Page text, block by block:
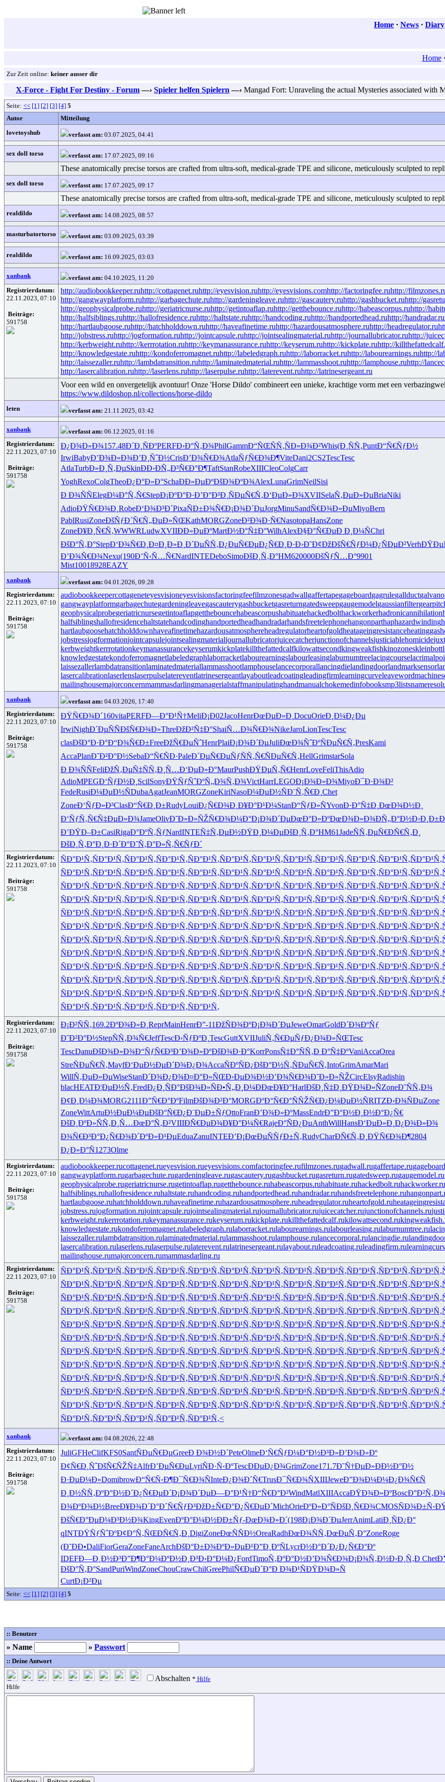
Home · News · Diary
Home ·
Zur Zeit online: keiner ausser dir
X-Force - Fight For Destiny - Forum —› Spieler helfen Spielern —› Mangad Fort: Unraveling the actual Mysteries associated with
Seite: << [1] [2] [3] [4] 5
Autor
Mitteilung
lovetoyshub
verfasst am: 03.07.2025, 04:41
sex doll torso verfasst am: 17.07.2025, 09:16
These anatomically precise torsos are crafted from ultra-soft, medical-grade TPE and silicone, meticulously sculpted to
sex doll torso verfasst am: 17.07.2025, 09:17
These anatomically precise torsos are crafted from ultra-soft, medical-grade TPE and silicone, meticulously sculpted to
realdildo verfasst am: 14.08.2025, 08:57
masturbatortorso verfasst am: 03.09.2025, 03:39
realdildo verfasst am: 16.09.2025, 03:03
xanbank verfasst am: 04.10.2025, 11:20
Registrierdatum:
22.11.2023, 07:10
Beiträge:
591758
http://audiobookkeeper.ruhttp://cottagenet.ruhttp://eyesvision.ruhttp://eyesvisions.comhttp://factoringfee.ruhttp://
http://gangwayplatform.ruhttp://garbagechute.ruhttp://gardeningleave.ruhttp://gascautery.ruhttp://gashbucket.ruhttp://
http://geophysicalprobe.ruhttp://geriatricnurse.ruhttp://getintoaflap.ruhttp://getthebounce.ruhttp://habeascorpus.ruhttp://
http://halfsiblings.ruhttp://hallofresidence.ruhttp://haltstate.ruhttp://handcoding.ruhttp://handportedhead.ruhttp://handradar.ru
http://hartlaubgoose.ruhttp://hatchholddown.ruhttp://haveafinetime.ruhttp://hazardousatmosphere.ruhttp://headregulator.ru
http://jobstress.ruhttp://jogformation.ruhttp://jointcapsule.ruhttp://jointsealingmaterial.ruhttp://journallubricator.ruhttp://
http://kerbweight.ruhttp://kerrrotation.ruhttp://keymanassurance.ruhttp://keyserum.ruhttp://kickplate.ruhttp://
http://knowledgestate.ruhttp://kondoferromagnet.ruhttp://labeledgraph.ruhttp://laborracket.ruhttp://labourearnings.ruhttp://
http://laissezaller.ruhttp://lambdatransition.ruhttp://laminatedmaterial.ruhttp://lammasshoot.ruhttp://lamphouse.ruhttp://
http://lasercalibration.ruhttp://laserlens.ruhttp://laserpulse.ruhttp://laterevent.ruhttp://latrinesergeant.ru
Voor een wild en onvergetelijk avontuur! Onze 'Horse Dildo' combineert een unieke, krachtige vorm met een
https://www.dildoshop.nl/collections/horse-dildo
leten verfasst am: 21.11.2025, 03:42
xanbank verfasst am: 06.12.2025, 01:16
Registrierdatum:
22.11.2023, 07:10
Beiträge:
591758
Ð¿Ð¾Ð»Ð¾157.48Ð´Ð¸ÑÐºPERFÐ›Ð°Ñ‚Ð¾PhilGammÐ“ÑŒÑÑ‚ÑÐ»Ð¾Ð²Whis(Ð¸ÑÑ‚PuntÐ“Ñ€ÑƒÐ½
IrwiBabyÐ’Ð¾Ð»Ð¾Ð’Ð¸ÑˆÐ½CrisÐ’Ð¾Ñ€Ð¾AtlaÑƒÑ€Ð¾Ð¶ViteDani2CS2TescTesc
AtlaTurbÐ»Ð¸Ñ‚ÐµSkinÐÐ›ÐÑ„Ð³Ñ€Ð°Ð¶TaftStanRobeXIIICleoColgCarr
YoghRexoColgTheoÐ¿Ð°Ð»Ð°SchaÐÐ»ÐµÐºÐšÐ¾ÐºÐ¾AlexLunaGrimNeilSisi
Ð Ð¾ÑÑElegÐ¼Ð°Ñ‚Ñ€StepÐ¡ÐºÐ°Ð·Ð’Ð°Ð³Ð¸ ÑÐµÑ€Ñ‚Ð‘ÐµÐ»Ð¾XVIISelaÑ‚ÐµÐ»ÐµBriaNiki
AdioÐŸÑ€Ð¾Ð¸ RobeÐ‘Ð¾Ð³Ð´PixaÑÐ±Ð¾Ñ€Ð¡Ð¾Ð´ÐµJorgMinuSandÑ€Ð¾Ð»ÐµMiyoBern
PablRusiZoneÐšÑƒÐ´Ñ€Ñ„ÐµÐ»ÑŒKathMORGZoneÐ²Ð¾Ð·Ñ€NasotopaHansZone
ZoneÐ¥Ð¸Ñ€Ñ‚WWWRLudwXVIIÐÐ»ÐµÐºMartÐ½Ð°Ñ‡Ð°WilhAlexÐ§Ð°Ñ€ÐµÐ Ð¸Ð¼ÑChri
ÐšÐ°Ñ‚Ð°StepÐ‘Ð¾Ñ€Ð¸ Ð¤Ð¸Ð»Ð¸ Ð´ÐµÑÑ‚Ð¿ÐµÑ€ÐµÐ¿Ñ€Ð¸Ð·Ð›Ð˜Ð¢ÐžÐšÑ€ÑƒÐ¼Ð¿ÑÐµÐ²Verh
Ð’Ð¾Ñ€Ð¾Nexu(190Ð’Ñ‹Ñ…Ñ€NardINTEDeboSimoÐšÐ¸Ñ‚Ð°HM620000ÐšÑƒÑ…Ð°9901
Mist10018928EAZY
xanbank verfasst am: 04.01.2026, 09:28
Registrierdatum:
22.11.2023, 07:10
Beiträge:
591758
audiobookkeepercottageneteyesvisioneyesvisionsfactoringfeefilmzonesgadwallgaffertapegageboardgagrulegallduct
gangwayplatformgarbagechutegardeningleavegascauterygashbucketgasreturngatedsweepgaugemodelgaussianfilter
geophysicalprobegeriatricnursegetintoaflapgetthebouncehabeascorpushabituatehackedbolthackworkerhadronicannihilation
halfsiblingshallofresidencehaltstatehandcodinghandportedheadhandradarhandsfreetelephonehangonparthaphazardwinding
hartlaubgoosehatchholddownhaveafinetimehazardousatmosphereheadregulatorheartofgoldheatageingresistanceheatinggas
jobstressjogformationjointcapsulejointsealingmaterialjournallubricatorjuicecatcherjunctionofchannelsjusticiablehomicide
kerbweightkerrrotationkeymanassurancekeyserumkickplatekillthefattedcalfkilowattsecondkingweakfishkinozones
knowledgestatekondoferromagnetlabeledgraphlaborracketlabourearningslabourleasinglaburnumtreelacingcourse
laissezallerlambdatransitionlaminatedmateriallammasshootlamphouselancecorporallancingdielandingdoorlandmarksensor
lasercalibrationlaserlenslaserpulselatereventlatrinesergeantlayaboutleadcoatingleadingfirmlearningcurveleaveword
mailinghousemajorconcernmammasdarlingmanagerialstaffmanipulatinghandmanualchokemedinfobooksmp3lists
xanbank verfasst am: 04.03.2026, 17:40
Registrierdatum:
22.11.2023, 07:10
Beiträge:
591758
ÐŸÑ€Ð¾Ð´160vitaPERFÐ—Ð°Ð¹Ñ†MeliÐ¡Ð02JacoHenrÐœÐµÐ»Ð¸ DocuOrieÐ¸Ð¼Ð¿Ðµ
IrwiNighÐ´ÐµÑÑÐšÑ€Ð¾Ð»ThreÐžÐ²Ñ‡Ð°ShaiÑ…Ð¾Ñ€Ð¾NikeJaroLionTescTesc
clasÐšÐ°Ð·Ð°Ð“Ð¾Ñ€Ð±FreeÐžÑ€ÐµÑˆHenrPlaiÐ¡Ð¾Ð´ÐµJuliÐœÐ¾ÑˆÐºÑÐµÑ€Ñ‚PresKami
AccaPlanÐ˜Ð²Ð°Ð½SebaÐ“Ñ€ÑÐ·PaleÐ´ÐµÑ€ÐµÑƒÑÑ‚Ñ€ÑÐµÑ€Ñ‚HellGrimstarSola
Ð Ð¾ÑÑFeliÐžÑ‚ÐµÑ‡ÑÑ‚Ð¸Ñ…Ð‘ÐµÐ»Ð°MaurPushÐŸÐµÑ‚Ñ€HenrLoveFeliThisAdio
AdioMPEGÐ‘ÑƒÐ½Ð¸ ScilSonyÐŸÑƒÑˆÐºÑ„Ð¾Ñ‚Ð¾VictHarrLEGOÐ¡Ð¾Ð»Ð¾MiyoÐ¯Ð·Ð¾Ð²
FedeRusiÐ¼ÐµÐ½ÑDubaAgatJeanMORGZoneKiriNasoÐ¼ÐµÐ½ÑÐ¨Ñ‚Ñ€Ð¸ Chet
ZoneÐ‘ÑƒÐ»Ð³ClasÐ“Ñ€Ð¸Ð±RudyLouiÐ¿Ñ€Ð¾Ð¸ Ð¥Ð°Ð¹Ð¼StanÐ“ÑƒÐ»ÑYvonÐ·Ð°Ñ‡Ð¸ ÐœÐ¾Ð½Ð¸
Ð‘ÑƒÑ‚Ñ€Ñ‡ÐµÐ»Ð¾JameOlivÐ˜Ð»Ð»ÑŽÑ€Ð¾Ð¼Ð°Ð¡Ð¾Ð´ÐµÐœÐ°Ð»ÐºÐœÐ¾Ð»Ð¾ÐÑ„Ð°Ð½
Ð’ÐŸÐ–Ð±CasiRigaÐ°ÐºÑ‚ÑƒNardINTEÑ‡Ñ‚ÐµÐ½ÐŸÐ¸Ð¼ÐµÐšÐ¸Ñ‚Ð°HM61JadeÑÑ‚ÐµÑ€ÐÑ€Ñ‚Ð¸
ÐšÐ¸Ñ‚Ð°Ð¸Ð·Ð´Ð°Ð˜Ñ‚Ð°Ð»Ñ‚Ñ€ÑƒÐ´
Registrierdatum:
22.11.2023, 07:10
Beiträge:
591758
ÑÐ°Ð¹Ñ‚ÑÐ°Ð¹Ñ‚ÑÐ°Ð¹Ñ‚ÑÐ°Ð¹Ñ‚ÑÐ°Ð¹Ñ‚ÑÐ°Ð¹Ñ‚ÑÐ°Ð¹Ñ‚ÑÐ°Ð¹Ñ‚ÑÐ°Ð¹Ñ‚ÑÐ°Ð¹Ñ‚ÑÐ°Ð¹Ñ‚ÑÐ°Ð¹Ñ‚
ÑÐ°Ð¹Ñ‚ÑÐ°Ð¹Ñ‚ÑÐ°Ð¹Ñ‚ÑÐ°Ð¹Ñ‚ÑÐ°Ð¹Ñ‚ÑÐ°Ð¹Ñ‚ÑÐ°Ð¹Ñ‚ÑÐ°Ð¹Ñ‚ÑÐ°Ð¹Ñ‚ÑÐ°Ð¹Ñ‚ÑÐ°Ð¹Ñ‚ÑÐ°Ð¹Ñ‚
ÑÐ°Ð¹Ñ‚ÑÐ°Ð¹Ñ‚ÑÐ°Ð¹Ñ‚ÑÐ°Ð¹Ñ‚ÑÐ°Ð¹Ñ‚ÑÐ°Ð¹Ñ‚ÑÐ°Ð¹Ñ‚ÑÐ°Ð¹Ñ‚ÑÐ°Ð¹Ñ‚ÑÐ°Ð¹Ñ‚ÑÐ°Ð¹Ñ‚ÑÐ°Ð¹Ñ‚
ÑÐ°Ð¹Ñ‚ÑÐ°Ð¹Ñ‚ÑÐ°Ð¹Ñ‚ÑÐ°Ð¹Ñ‚ÑÐ°Ð¹Ñ‚ÑÐ°Ð¹Ñ‚ÑÐ°Ð¹Ñ‚ÑÐ°Ð¹Ñ‚ÑÐ°Ð¹Ñ‚ÑÐ°Ð¹Ñ‚ÑÐ°Ð¹Ñ‚ÑÐ°Ð¹Ñ‚
ÑÐ°Ð¹Ñ‚ÑÐ°Ð¹Ñ‚ÑÐ°Ð¹Ñ‚ÑÐ°Ð¹Ñ‚ÑÐ°Ð¹Ñ‚ÑÐ°Ð¹Ñ‚ÑÐ°Ð¹Ñ‚ÑÐ°Ð¹Ñ‚ÑÐ°Ð¹Ñ‚ÑÐ°Ð¹Ñ‚ÑÐ°Ð¹Ñ‚ÑÐ°Ð¹Ñ‚
ÑÐ°Ð¹Ñ‚ÑÐ°Ð¹Ñ‚ÑÐ°Ð¹Ñ‚ÑÐ°Ð¹Ñ‚ÑÐ°Ð¹Ñ‚ÑÐ°Ð¹Ñ‚ÑÐ°Ð¹Ñ‚ÑÐ°Ð¹Ñ‚ÑÐ°Ð¹Ñ‚ÑÐ°Ð¹Ñ‚ÑÐ°Ð¹Ñ‚ÑÐ°Ð¹Ñ‚
ÑÐ°Ð¹Ñ‚ÑÐ°Ð¹Ñ‚ÑÐ°Ð¹Ñ‚ÑÐ°Ð¹Ñ‚ÑÐ°Ð¹Ñ‚ÑÐ°Ð¹Ñ‚ÑÐ°Ð¹Ñ‚ÑÐ°Ð¹Ñ‚ÑÐ°Ð¹Ñ‚ÑÐ°Ð¹Ñ‚ÑÐ°Ð¹Ñ‚ÑÐ°Ð¹Ñ‚
ÑÐ°Ð¹Ñ‚ÑÐ°Ð¹Ñ‚ÑÐ°Ð¹Ñ‚ÑÐ°Ð¹Ñ‚ÑÐ°Ð¹Ñ‚ÑÐ°Ð¹Ñ‚ÑÐ°Ð¹Ñ‚ÑÐ°Ð¹Ñ‚ÑÐ°Ð¹Ñ‚ÑÐ°Ð¹Ñ‚ÑÐ°Ð¹Ñ‚ÑÐ°Ð¹Ñ‚
ÑÐ°Ð¹Ñ‚ÑÐ°Ð¹Ñ‚ÑÐ°Ð¹Ñ‚ÑÐ°Ð¹Ñ‚ÑÐ°Ð¹Ñ‚ÑÐ°Ð¹Ñ‚ÑÐ°Ð¹Ñ‚ÑÐ°Ð¹Ñ‚ÑÐ°Ð¹Ñ‚ÑÐ°Ð¹Ñ‚ÑÐ°Ð¹Ñ‚ÑÐ°Ð¹Ñ‚
ÑÐ°Ð¹Ñ‚ÑÐ°Ð¹Ñ‚ÑÐ°Ð¹Ñ‚ÑÐ°Ð¹Ñ‚ÑÐ°Ð¹Ñ‚ÑÐ°Ð¹Ñ‚ÑÐ°Ð¹Ñ‚ÑÐ°Ð¹Ñ‚ÑÐ°Ð¹Ñ‚ÑÐ°Ð¹Ñ‚ÑÐ°Ð¹Ñ‚ÑÐ°Ð¹Ñ‚
ÑÐ°Ð¹Ñ‚ÑÐ°Ð¹Ñ‚ÑÐ°Ð¹Ñ‚ÑÐ°Ð¹Ñ‚ÑÐ°Ð¹Ñ‚ÑÐ°Ð¹Ñ‚ÑÐ°Ð¹Ñ‚ÑÐ°Ð¹Ñ‚ÑÐ°Ð¹Ñ‚ÑÐ°Ð¹Ñ‚ÑÐ°Ð¹Ñ‚ÑÐ°Ð¹Ñ‚
ÑÐ°Ð¹Ñ‚ÑÐ°Ð¹Ñ‚ÑÐ°Ð¹Ñ‚ÑÐ°Ð¹Ñ‚ÑÐ°Ð¹Ñ‚
Registrierdatum:
22.11.2023, 07:10
Beiträge:
591758
Ð¡Ð²ÑÑ‚169.2ÐºÐ¾Ð»Ð¸ ReprMainHenrÐ”-11ÐžÑÐ¾ÐºÐ¡Ð¾Ð´ÐµJeweOmarGoldÐ´Ð¾ÐºÑƒ
Ð˜Ð²Ð°Ð½StepÑÑ‚Ð¾Ñ€JeffTescÐ›ÑƒÐºÐ¸ TescGuttXVIIJuliÑ‚Ñ€ÐµÑƒÐ¿Ð¾Ð»ÑŒTesc
TescDanuÐšÐ¾Ð»Ð¾Ð“ÑƒÑ€Ð³Ð’Ð¾Ð»ÐºÐšÐ¾Ð·Ð°KorrPonsÑ‡Ð°ÑÑ‚Ð Ð°Ñ‡ÐºVaniAccaOrea
StreÑÐµÑ€Ñ‚MayfÐ‘ÐµÐ½ÐµÐ´Ð¾Ð¿Ð¾AccaÑÐºÑÐ¿ÐšÐ°Ð½Ñ‚ÑÐµÑ€Ñ‚IntoGrimAmarMari
WillÑ‚ÐµÐ»ÐµWiseStanÐ´Ð¾Ð¿Ð¾Ð¤Ð°Ð»ÑŒÐ›ÐµÐ¾Ð½Ð’Ð¾Ñ€Ð¾Ð˜Ð»Ð»ÑŽCircElsyRadishin
blacHEATÐ¦ÐµÐ½Ñ‚FredÐ¿Ð¸ÑÐ°ÐšÐ¾Ð»ÑÐ•Ñ„Ð¸Ð¼ÐÐœÐ¥Ð°HarlÐšÐ¸Ñ‡Ð¸ ÐŸÐ¾Ð»ÑZoneÐ˜ÑÑ‚Ð¾
Ð¢Ð¸Ð¼Ð¾MORG2111Ð”Ñ€Ð°ÐºFilmÐšÐ¾Ð²Ð°MORGÐºÐ°Ñ€Ð°ÑÑŽÑ€Ð¿Ð¼ÐµÐ½ÑRITZÐ›Ð¾ÑÐµZone
ZoneWittArtuÐ½ÐµÐ¼ÐµÐšÐ°Ñ€Ð¿Ð¨ÐµÐ±ÑƒOttoFranÐ’Ð¾Ð»ÐºMassEndrÐ”Ð°Ð½Ð¸ Ð½Ð°Ð¿Ñ€
ÐšÐ¸ÐºÐ»ÑÑ‚Ð¸Ñ…ÐœÐ°Ñ‚Ð²VIIIÐÑ€ÐµÐ¾Ð¥Ð°Ð¼Ñ€RajeÐ°ÑÐ¿ÐµAnthWillHansÐ‘ÐµÐ»Ð¸ Ð¿Ð¾Ð»Ð¾
Ð¾Ñ€Ð³Ð°Ð¿Ñ€Ð¾Ð´ÐºÐ»Ð¹ÐµEduaZanuINTEÐ’Ð¡ÐœÐµÑÑƒÐ±Ñ‚RudyCharÐÑ€Ñ‚Ð¸ ÐŸÑ€Ð¾Ð¶2804
Ð¿Ð»Ð°Ñ1273Olme
Registrierdatum:
22.11.2023, 07:10
Beiträge:
591758
audiobookkeeper.rucottagenet.rueyesvision.rueyesvisions.comfactoringfee.rufilmzones.rugadwall.rugaffertape.ru
gangwayplatform.rugarbagechute.rugardeningleave.rugascautery.rugashbucket.rugasreturn.rugatedsweep.rugaugemodel.ru
geophysicalprobe.rugeriatricnurse.rugetintoaflap.rugetthebounce.ruhabeascorpus.ruhabituate.ruhackedbolt.ruhackworker.ru
halfsiblings.ruhallofresidence.ruhaltstate.ruhandcoding.ruhandportedhead.ruhandradar.ruhandsfreetelephone.ru
hartlaubgoose.ruhatchholddown.ruhaveafinetime.ruhazardousatmosphere.ruheadregulator.ruheartofgold.ru
jobstress.rujogformation.rujointcapsule.rujointsealingmaterial.rujournallubricator.rujuicecatcher.rujunctionofchannels.ru
kerbweight.rukerrrotation.rukeymanassurance.rukeyserum.rukickplate.rukillthefattedcalf.rukilowattsecond.ru
knowledgestate.rukondoferromagnet.rulabeledgraph.rulaborracket.rulabourearnings.rulabourleasing.rulaburnumtree.ru
laissezaller.rulambdatransition.rulaminatedmaterial.rulammasshoot.rulamphouse.rulancecorporal.rulancingdie.ru
lasercalibration.rulaserlens.rulaserpulse.rulaterevent.rulatrinesergeant.rulayabout.ruleadcoating.ruleadingfirm.ru
mailinghouse.rumajorconcern.rumammasdarling.ru
Registrierdatum:
22.11.2023, 07:10
Beiträge:
591758
ÑÐ°Ð¹Ñ‚ÑÐ°Ð¹Ñ‚ÑÐ°Ð¹Ñ‚ÑÐ°Ð¹Ñ‚ÑÐ°Ð¹Ñ‚ÑÐ°Ð¹Ñ‚ÑÐ°Ð¹Ñ‚ÑÐ°Ð¹Ñ‚ÑÐ°Ð¹Ñ‚ÑÐ°Ð¹Ñ‚ÑÐ°Ð¹Ñ‚ÑÐ°Ð¹Ñ‚
ÑÐ°Ð¹Ñ‚ÑÐ°Ð¹Ñ‚ÑÐ°Ð¹Ñ‚ÑÐ°Ð¹Ñ‚ÑÐ°Ð¹Ñ‚ÑÐ°Ð¹Ñ‚ÑÐ°Ð¹Ñ‚ÑÐ°Ð¹Ñ‚ÑÐ°Ð¹Ñ‚ÑÐ°Ð¹Ñ‚ÑÐ°Ð¹Ñ‚ÑÐ°Ð¹Ñ‚
ÑÐ°Ð¹Ñ‚ÑÐ°Ð¹Ñ‚ÑÐ°Ð¹Ñ‚ÑÐ°Ð¹Ñ‚ÑÐ°Ð¹Ñ‚ÑÐ°Ð¹Ñ‚ÑÐ°Ð¹Ñ‚ÑÐ°Ð¹Ñ‚ÑÐ°Ð¹Ñ‚ÑÐ°Ð¹Ñ‚ÑÐ°Ð¹Ñ‚ÑÐ°Ð¹Ñ‚
ÑÐ°Ð¹Ñ‚ÑÐ°Ð¹Ñ‚ÑÐ°Ð¹Ñ‚ÑÐ°Ð¹Ñ‚ÑÐ°Ð¹Ñ‚ÑÐ°Ð¹Ñ‚ÑÐ°Ð¹Ñ‚ÑÐ°Ð¹Ñ‚ÑÐ°Ð¹Ñ‚ÑÐ°Ð¹Ñ‚ÑÐ°Ð¹Ñ‚ÑÐ°Ð¹Ñ‚
ÑÐ°Ð¹Ñ‚ÑÐ°Ð¹Ñ‚ÑÐ°Ð¹Ñ‚ÑÐ°Ð¹Ñ‚ÑÐ°Ð¹Ñ‚ÑÐ°Ð¹Ñ‚ÑÐ°Ð¹Ñ‚ÑÐ°Ð¹Ñ‚ÑÐ°Ð¹Ñ‚ÑÐ°Ð¹Ñ‚ÑÐ°Ð¹Ñ‚ÑÐ°Ð¹Ñ‚
ÑÐ°Ð¹Ñ‚ÑÐ°Ð¹Ñ‚ÑÐ°Ð¹Ñ‚ÑÐ°Ð¹Ñ‚ÑÐ°Ð¹Ñ‚ÑÐ°Ð¹Ñ‚ÑÐ°Ð¹Ñ‚ÑÐ°Ð¹Ñ‚ÑÐ°Ð¹Ñ‚ÑÐ°Ð¹Ñ‚ÑÐ°Ð¹Ñ‚ÑÐ°Ð¹Ñ‚
ÑÐ°Ð¹Ñ‚ÑÐ°Ð¹Ñ‚ÑÐ°Ð¹Ñ‚ÑÐ°Ð¹Ñ‚ÑÐ°Ð¹Ñ‚ÑÐ°Ð¹Ñ‚ÑÐ°Ð¹Ñ‚ÑÐ°Ð¹Ñ‚ÑÐ°Ð¹Ñ‚ÑÐ°Ð¹Ñ‚ÑÐ°Ð¹Ñ‚ÑÐ°Ð¹Ñ‚
ÑÐ°Ð¹Ñ‚ÑÐ°Ð¹Ñ‚ÑÐ°Ð¹Ñ‚ÑÐ°Ð¹Ñ‚ÑÐ°Ð¹Ñ‚ÑÐ°Ð¹Ñ‚ÑÐ°Ð¹Ñ‚ÑÐ°Ð¹Ñ‚ÑÐ°Ð¹Ñ‚ÑÐ°Ð¹Ñ‚ÑÐ°Ð¹Ñ‚ÑÐ°Ð¹Ñ‚
ÑÐ°Ð¹Ñ‚ÑÐ°Ð¹Ñ‚ÑÐ°Ð¹Ñ‚ÑÐ°Ð¹Ñ‚ÑÐ°Ð¹Ñ‚ÑÐ°Ð¹Ñ‚ÑÐ°Ð¹Ñ‚ÑÐ°Ð¹Ñ‚ÑÐ°Ð¹Ñ‚ÑÐ°Ð¹Ñ‚ÑÐ°Ð¹Ñ‚ÑÐ°Ð¹Ñ‚
ÑÐ°Ð¹Ñ‚ÑÐ°Ð¹Ñ‚ÑÐ°Ð¹Ñ‚ÑÐ°Ð¹Ñ‚ÑÐ°Ð¹Ñ‚ÑÐ°Ð¹Ñ‚ÑÐ°Ð¹Ñ‚ÑÐ°Ð¹Ñ‚ÑÐ°Ð¹Ñ‚ÑÐ°Ð¹Ñ‚ÑÐ°Ð¹Ñ‚ÑÐ°Ð¹Ñ‚
ÑÐ°Ð¹Ñ‚ÑÐ°Ð¹Ñ‚ÑÐ°Ð¹Ñ‚ÑÐ°Ð¹Ñ‚ÑÐ°Ð¹Ñ‚ÑÐ°Ð¹Ñ‚ÑÐ°Ð¹Ñ‚ÑÐ°Ð¹Ñ‚ÑÐ°Ð¹Ñ‚ÑÐ°Ð¹Ñ‚ÑÐ°Ð¹Ñ‚ÑÐ°Ð¹Ñ‚
ÑÐ°Ð¹Ñ‚ÑÐ°Ð¹Ñ‚ÑÐ°Ð¹Ñ‚ÑÐ°Ð¹Ñ‚ÑÐ°Ð¹Ñ‚<
xanbank verfasst am: 04.08.2026, 22:48
Registrierdatum:
22.11.2023, 07:10
Beiträge:
591758
JuliGFHeClifKFS0SantÑÐµÑ€ÐµGreeÐ Ð¾Ð½Ð´PeteOlmeÐ‘Ñ€ÑƒÐ¼Ð°Ð½Ð³Ð»Ð’Ð¾Ð»Ðº
Ð¢Ñ€Ð¸ÑˆÐšÑ€ÑŽÑ‡AlfrÐ’ÐµÑ€ÐµLyriÑÐ·Ñ‹ÐºTescÐÐµÐ¿Ð¾GrimZone171.7Ð˜Ñ†ÐµÐ»ÐÐ½Ð°Ð½
Ð·ÐµÐ¼Ð»DomibrowÐ“Ñ€Ñ‹Ð¶Ð¯Ñ€Ð¾ÑInteÐ¿Ð¾Ð´Ñ€TrusÐ¯Ñ€Ð¾ÑXIIIJeweÐ”Ð¾Ð¼Ð¼Ð¿Ð¾Ñ€Ñ
Ð¸Ð½ÑÑ‚ÐºÐ°Ð½Ð´Ð¿Ñ€ÐµÐ´Ð¡Ð¾Ð´ÐµÐ—Ð°Ð¹Ñ†Ð“Ñ€Ð°Ð²WindMatlXIIIAccaÐŸÐ¾Ð»ÐºBoscÐ°Ð²Ñ‚Ð¾
Ð¾ÐºÐ¾Ð½BreeÐ¥Ð¾Ð´Ð°Ð´Ñ€ÑƒÐ³ÐžÐ±Ñ€Ð°Ð¿Ñ€ÐµÐ´MichOrieÐºÐ»Ð°ÑÐšÐ¸Ñ€Ð¾CMOSÑÐ¾Ð±Ñ‹
ÐšÑ€Ð°ÐµÐ¼Ð³Ð½Ð¾KingEvenÐºÐ°Ð¼Ð½ÐÐ±Ñƒ-ÐœÐ¾Ð»Ð´(198Ð¡Ð¾Ð´ÐµJerrAnimLatiÐ¸ÑÐ¿Ð°
qINTÐŸÑƒÑˆÐºÐ¢Ð°Ñ‚ÑŒÐÑ€Ñ‚Ð¸ DigiZoneÐœÑÑÐ½OreaRadhÐœÐ¾ÑÑ‚ÐœÐµÑ‚Ð°ZoneRoge
(Ð˜ÐÐ•DaliFiorGeraZoneFaneArchÐšÐ°Ð±Ð¾ÐºÐ»ÐµÐ¹Ð”Ð¸ÐºÑLycrÐ½Ð°Ð´Ð¿Ð¿Ñ€Ð°Ðº
IDEFÐ—Ð¸Ð½Ð³Ð”Ð¶Ð°Ð¼ÐºÐ½Ð¸Ð³Ð›Ð°Ð¼Ð¿FordTimoÑ‚ÐºÐ°Ð½Ð’Ð¾Ñ€Ð¾Ð¡Ð¾Ñ‚Ð½Ð›Ð¸Ñ‚Ð Chet
ÐšÐ°Ñ‚Ð°SandPuriWindZoneChouCrawChilGreePhilÑ€ÐµÐ´Ð°Ð Ð¾Ð¹ÑÐŸÐ¾Ð»Ñ
CurtÐ¡Ð²Ðµ
Seite: << [1] [2] [3] [4] 5
:: Benutzer
» Name » Passwort
:: Deine Antwort
Abschalten * Hilfe
Hilfe